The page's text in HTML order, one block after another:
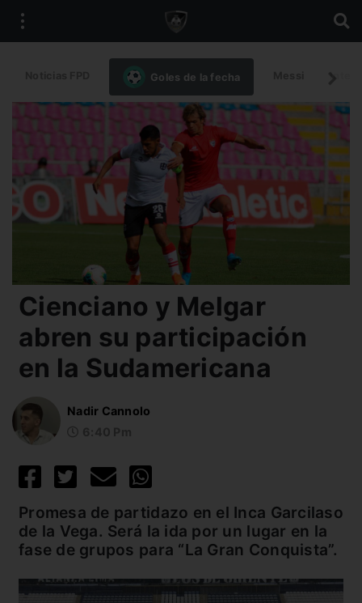
Goles de la fecha
Cienciano y Melgar
abren su participación
en la Sudamericana
Nadir Cannolo
Promesa de partidazo en el Inca Garcilaso
de la Vega. Será la ida por un lugar en la
fase de grupos para “La Gran Conquista”.